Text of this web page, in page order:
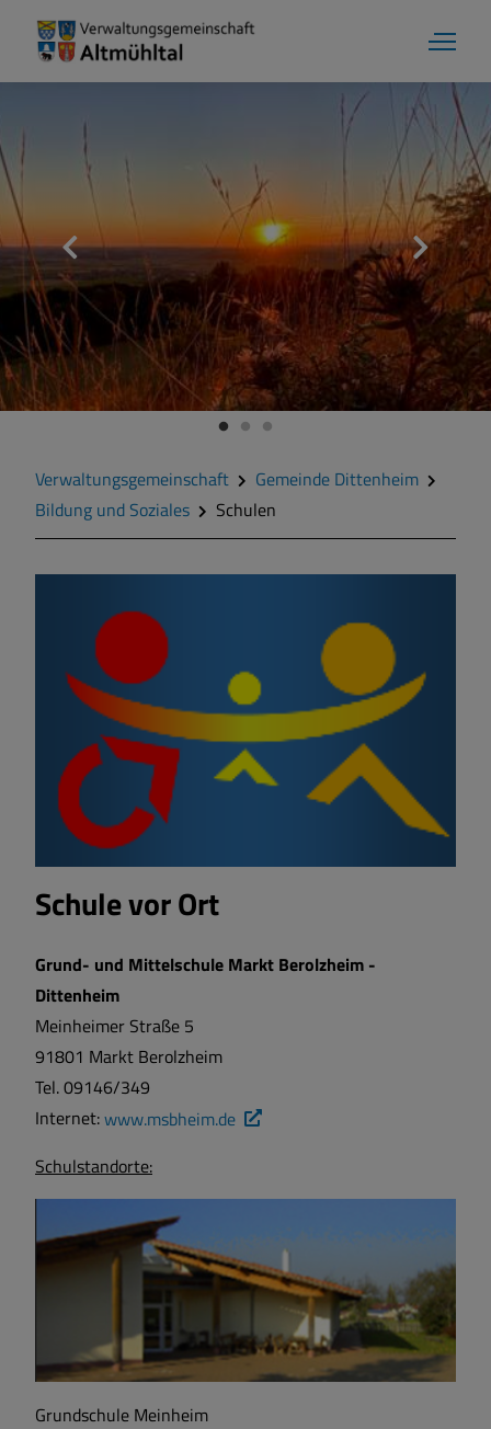
Gemeinde Dittenheim
Grußwort
Kontakt
Zahlen und Daten
Geschichte
Wappen
Gemeinderat
Gemeindeteile
Mitteilungsblatt
Wohnen und Bauen
Bildung und Soziales
Vereine und Gruppen
Sport und Freizeit
Sehenswertes
Satzungen und Verordnungen
Breitbandversorgung
Wärmeplanung
Verwaltungsgemeinschaft
Gemeinde Dittenheim
Bildung und Soziales
Schulen
Schule vor Ort
Grund- und Mittelschule Markt Berolzheim -
Dittenheim
Meinheimer Straße 5
91801 Markt Berolzheim
Tel. 09146/349
Internet:www.msbheim.de
Schulstandorte:
Grundschule Meinheim